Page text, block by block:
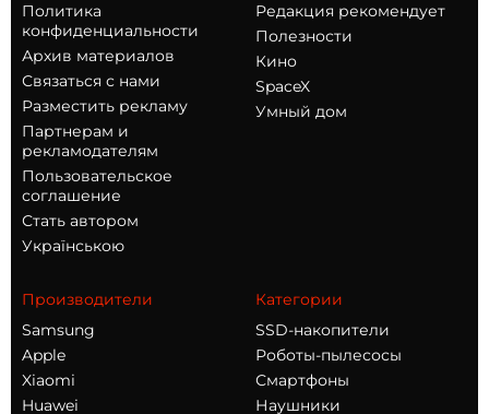
Политика
конфиденциальности
Архив материалов
Связаться с нами
Разместить рекламу
Партнерам и
рекламодателям
Пользовательское
соглашение
Стать автором
Українською
Редакция рекомендует
Полезности
Кино
SpaceX
Умный дом
Производители
Samsung
Apple
Xiaomi
Huawei
Категории
SSD-накопители
Роботы-пылесосы
Смартфоны
Наушники